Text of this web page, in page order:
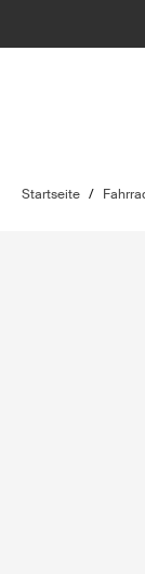
Startseite /